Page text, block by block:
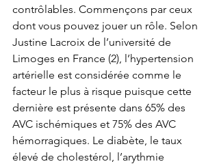
contrôlables. Commençons par ceux
dont vous pouvez jouer un rôle. Selon
Justine Lacroix de l’université de
Limoges en France (2), l’hypertension
artérielle est considérée comme le
facteur le plus à risque puisque cette
dernière est présente dans 65% des
AVC ischémiques et 75% des AVC
hémorragiques. Le diabète, le taux
élevé de cholestérol, l’arythmie